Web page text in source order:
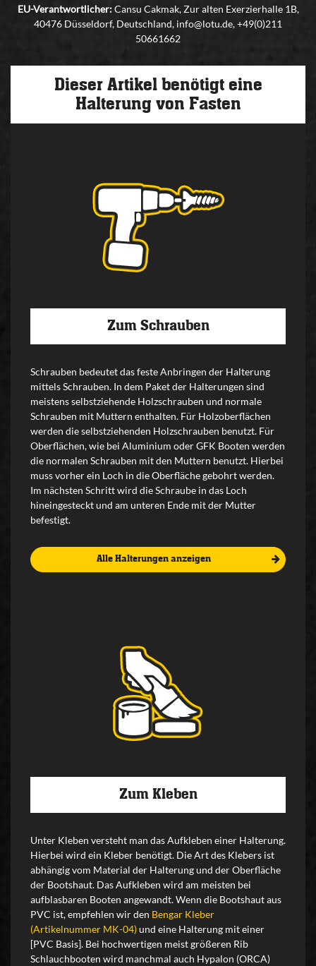
EU-Verantwortlicher:Cansu Cakmak, Zur alten Exerzierhalle 1B,
40476 Düsseldorf, Deutschland, info@lotu.de, +49(0)211
50661662
Dieser Artikel benötigt eine
Halterung von Fasten
Zum Schrauben
Schrauben bedeutet das feste Anbringen der Halterung
mittels Schrauben. In dem Paket der Halterungen sind
meistens selbstziehende Holzschrauben und normale
Schrauben mit Muttern enthalten. Für Holzoberflächen
werden die selbstziehenden Holzschrauben benutzt. Für
Oberflächen, wie bei Aluminium oder GFK Booten werden
die normalen Schrauben mit den Muttern benutzt. Hierbei
muss vorher ein Loch in die Oberfläche gebohrt werden.
Im nächsten Schritt wird die Schraube in das Loch
hineingesteckt und am unteren Ende mit der Mutter
befestigt.
Alle Halterungen anzeigen
Zum Kleben
Unter Kleben versteht man das Aufkleben einer Halterung.
Hierbei wird ein Kleber benötigt. Die Art des Klebers ist
abhängig vom Material der Halterung und der Oberfläche
der Bootshaut. Das Aufkleben wird am meisten bei
aufblasbaren Booten angewandt. Wenn die Bootshaut aus
PVC ist, empfehlen wir den Bengar Kleber
(Artikelnummer MK-04)und eine Halterung mit einer
[PVC Basis]. Bei hochwertigen meist größeren Rib
Schlauchbooten wird manchmal auch Hypalon (ORCA)